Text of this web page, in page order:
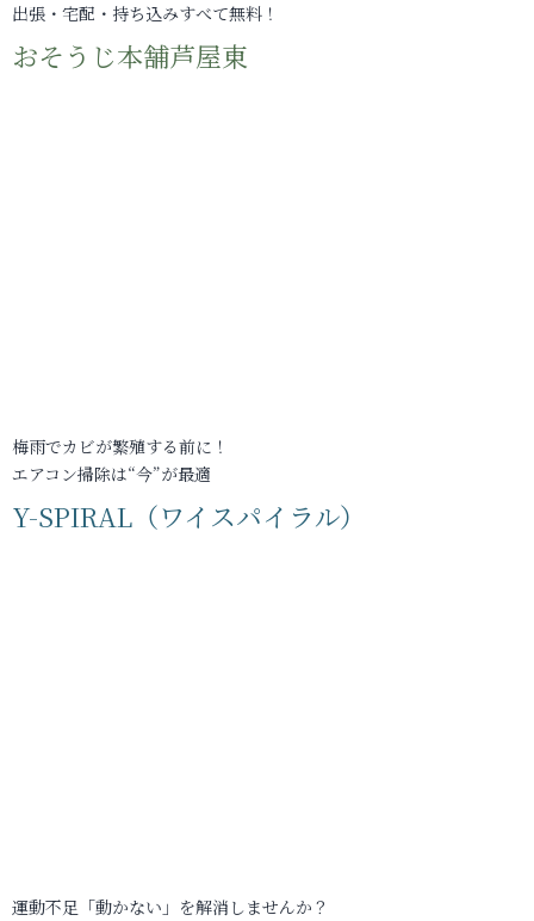
出張・宅配・持ち込みすべて無料！
おそうじ本舗芦屋東
梅雨でカビが繁殖する前に！
エアコン掃除は“今”が最適
Y-SPIRAL（ワイスパイラル）
運動不足「動かない」を解消しませんか？